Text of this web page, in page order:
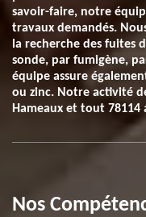
savoir-faire, notre
travaux demandés.
la recherche des fuites
sonde, par fumigène,
équipe assure
ou zinc. Notre activité
Hameaux et tout
Nos